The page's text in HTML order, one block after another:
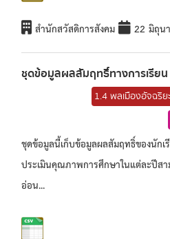
สำนักสวัสดิการสังคม 22 มิถุน
ชุดข้อมูลผลสัมฤทธิ์ทางการเรียน
1.4 พลเมืองอัจฉริยะ
ชุดข้อมูลนี้เก็บข้อมูลผลสัมฤทธิ์ของนักเ
ประเมินคุณภาพการศึกษาในแต่ละปีสา
อ่อน...